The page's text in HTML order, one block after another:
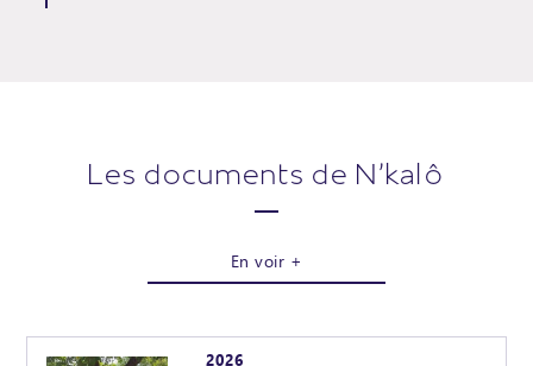
Les documents de N'kalô
En voir +
2026